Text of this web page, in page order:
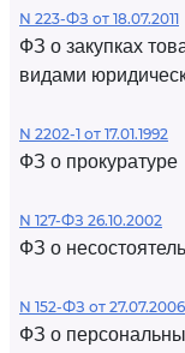
N 223-ФЗ от 18.07.2011
ФЗ о закупках
видами
N 2202-1 от 17.01.1992
ФЗ о прокуратуре
N 127-ФЗ 26.10.2002
ФЗ о
N 152-ФЗ от 27.07.2006
ФЗ о